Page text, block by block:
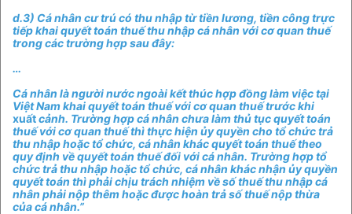
d.3) Cá nhân cư trú có thu nhập từ tiền lương, tiền công trực
tiếp khai quyết toán thuế thu nhập cá nhân với cơ quan thuế
trong các trường hợp sau đây:
…
Cá nhân là người nước ngoài kết thúc hợp đồng làm việc tại
Việt Nam khai quyết toán thuế với cơ quan thuế trước khi
xuấtcảnh. Trường hợp cá nhân chưa làm thủ tục quyết toán
thuế với cơ quan thuế thì thực hiện ủy quyền cho tổ chức trả
thu nhập hoặc tổ chức, cá nhân khác quyết toán thuế theo
quy định về quyết toán thuế đối với cá nhân. Trường hợp tổ
chức trả thu nhập hoặc tổ chức, cá nhân khác nhận ủy quyền
quyết toán thì phải chịu trách nhiệm về số thuế thu nhập cá
nhân phải nộp thêm hoặc được hoàn trả số thuế nộp thừa
của cá nhân.”